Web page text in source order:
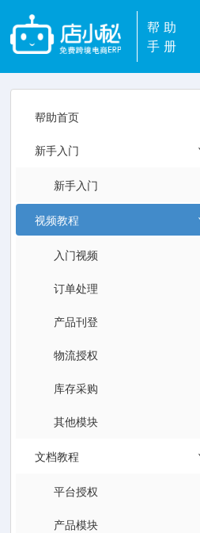
帮助
手册
帮助首页
新手入门
新手入门
视频教程
入门视频
订单处理
产品刊登
物流授权
库存采购
其他模块
文档教程
平台授权
产品模块